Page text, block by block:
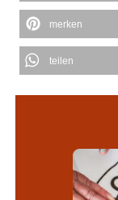
merken
teilen